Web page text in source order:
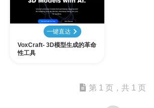
一键直达
VoxCraft- 3D模型生成的革命
性工具
第 1 页，共 1 页